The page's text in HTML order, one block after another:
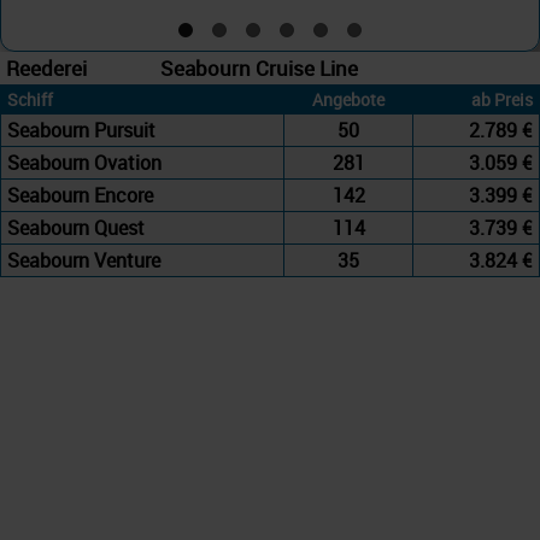
Reederei Seabourn Cruise Line
Schiff Angebote ab Preis
Seabourn Pursuit 50
2.789 €
Seabourn Ovation
281
3.059 €
Seabourn Encore
142
3.399 €
Seabourn Quest
114
3.739 €
Seabourn Venture
35 3.824 €